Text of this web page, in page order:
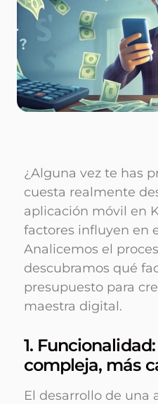
¿Alguna vez te has
cuesta realmente
aplicación móvil en
factores influyen en
Analicemos el
descubramos qué
presupuesto para
maestra digital.
1.
compleja, más
El desarrollo de una